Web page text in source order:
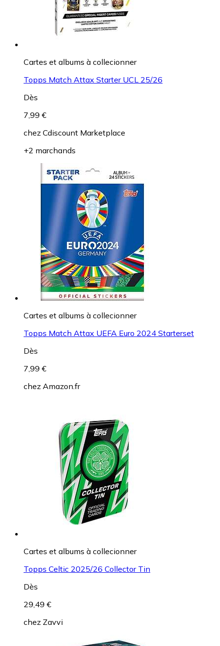
Cartes et albums à collecionner
Topps Match Attax Starter UCL 25/26
Dès
7,99 €
chez Cdiscount Marketplace
+2 marchands
Cartes et albums à collecionner
Topps Match Attax UEFA Euro 2024 Starterset
Dès
7,99 €
chez Amazon.fr
Cartes et albums à collecionner
Topps Celtic 2025/26 Collector Tin
Dès
29,49 €
chez Zavvi